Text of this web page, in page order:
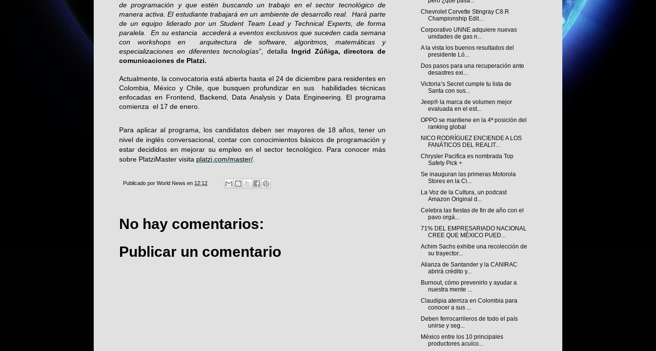
de programación y que estén buscando un trabajo en el sector tecnológico de
manera activa. El estudiante trabajará en un ambiente de desarrollo real. Hará parte
de un equipo liderado por un Student Team Lead y Technical Experts, de forma
paralela. En su estancia accederá a eventos exclusivos que suceden cada semana
con workshops en arquitectura de software, algoritmos, matemáticas y
especializaciones en diferentes tecnologías” , detalla Ingrid Zúñiga, directora de
comunicaciones de Platzi.
Actualmente, la convocatoria está abierta hasta el 24 de diciembre para residentes en
Colombia, México y Chile, que busquen profundizar en sus habilidades técnicas
enfocadas en Frontend, Backend, Data Analysis y Data Engineering. El programa
comienza el 17 de enero.
Para aplicar al programa, los candidatos deben ser mayores de 18 años, tener un
nivel de inglés conversacional, contar con conocimientos básicos de programación y
estar decididos en mejorar su empleo en el sector tecnológico. Para conocer más
sobre PlatziMaster visita platzi.com/master/
Publicado por World News en 12:12
No hay comentarios:
Publicar un comentario
Chevrolet Corvette Stingray C8.R
Championship Edit...
Corporativo UNNE adquiere nuevas
unidades de gas n...
A la vista los buenos resultados del
presidente Ló...
Dos pasos para una recuperación ante
desastres exi...
Victoria’s Secret cumple tu lista de
Santa con sus...
Jeep® la marca de volumen mejor
evaluada en el est...
OPPO se mantiene en la 4ª posición del
ranking global
NICO RODRÍGUEZ ENCIENDE A LOS
FANÁTICOS DEL REALIT...
Chrysler Pacifica es nombrada Top
Safety Pick +
Se inauguran las primeras Motorola
Stores en la Ci...
La Voz de la Cultura, un podcast
Amazon Original d...
Celebra las fiestas de fin de año con el
pavo orgá...
71% DEL EMPRESARIADO NACIONAL
CREE QUE MÉXICO PUED...
Achim Sachs exhibe una recolección de
su trayector...
Alianza de Santander y la CANIRAC
abrirá crédito y...
Burnout, cómo prevenirlo y ayudar a
nuestra mente ...
Claudipia aterriza en Colombia para
conocer a sus ...
Deben ferrocarrileros de todo el país
unirse y seg...
México entre los 10 principales
productores acuíco...